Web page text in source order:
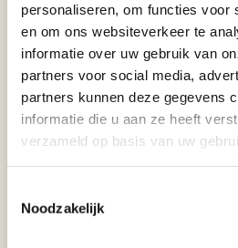
personaliseren, om functies voor
en om ons websiteverkeer te
informatie over uw gebruik van
partners voor social media,
partners kunnen deze gegevens
informatie die u aan ze heeft
verzameld op basis van uw
Noodzakelijk
door. Sluit dan de deksel
roer de chili regelmatig
con carne ten slotte
kom met een stuk brood.